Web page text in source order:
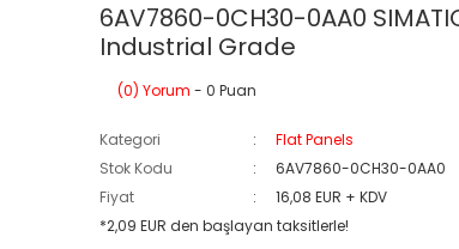
6AV7860-0CH30-0AA0
Industrial Grade
(0) Yorum - 0 Puan
Kategori
Flat Panels
Stok Kodu
6AV7860-0CH30-0AA0
Fiyat
16,08 EUR + KDV
*2,09 EUR den başlayan taksitlerle!